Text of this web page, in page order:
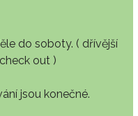
do soboty. ( dřívější
out )
jsou konečné.